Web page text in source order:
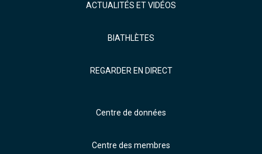
ACTUALITÉS ET VIDÉOS
BIATHLÈTES
REGARDER EN DIRECT
Centre de données
Centre des membres